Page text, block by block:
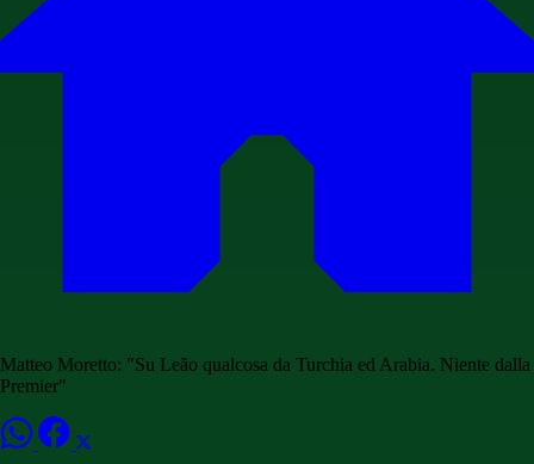
Matteo Moretto: "Su Leão qualcosa da Turchia ed Arabia. Niente dalla
Premier"